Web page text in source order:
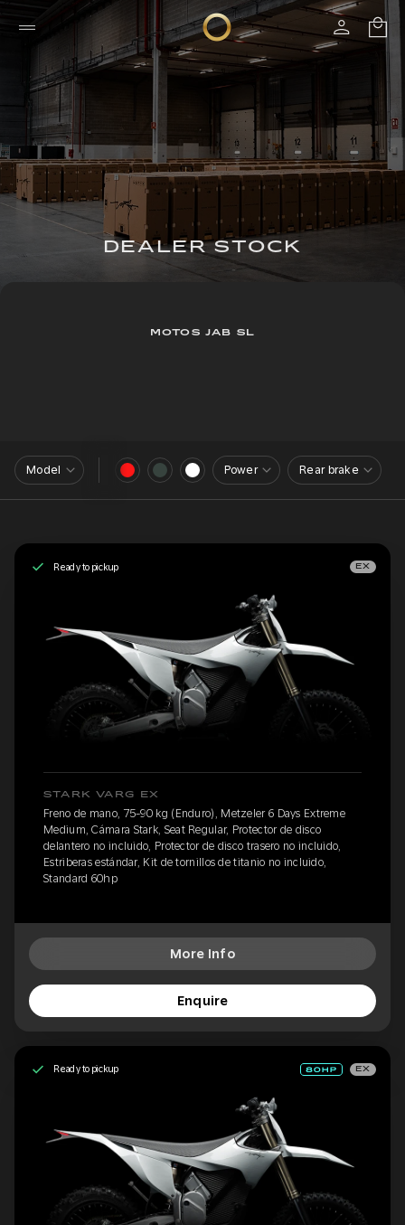
DEALER STOCK
MOTOS JAB SL
Model Power Rear brake
Ready to pickup EX
STARK VARG EX
Freno de mano, 75-90 kg (Enduro), Metzeler 6 Days Extreme
Medium, Cámara Stark, Seat Regular, Protector de disco
delantero no incluido, Protector de disco trasero no incluido,
Estriberas estándar, Kit de tornillos de titanio no incluido,
Standard 60hp
More Info
Enquire
Ready to pickup EX